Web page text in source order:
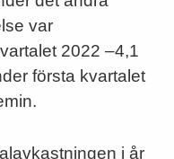
var
2022 –4,1
första kvartalet
i år